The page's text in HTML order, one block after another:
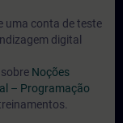
uma conta de teste
digital
Noções
– Programação